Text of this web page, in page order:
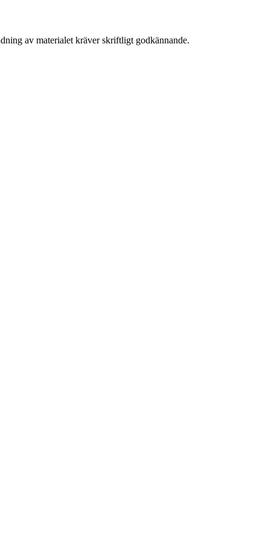
av materialet kräver skriftligt godkännande.